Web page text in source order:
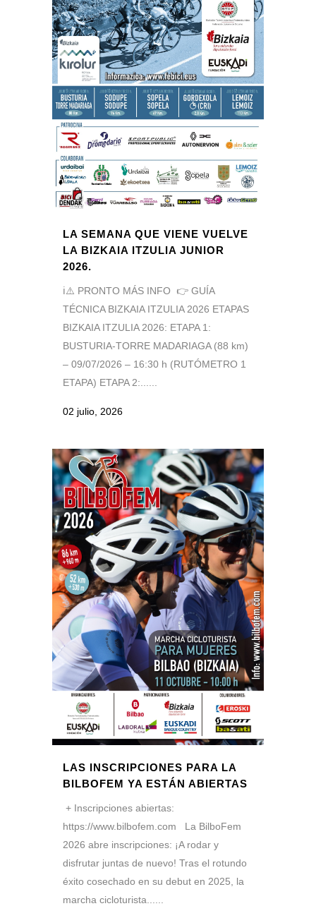
LA SEMANA QUE VIENE VUELVE
LA BIZKAIA ITZULIA JUNIOR
2026.
ℹ️⚠️ PRONTO MÁS INFO 👉 GUÍA
TÉCNICA BIZKAIA ITZULIA 2026 ETAPAS
BIZKAIA ITZULIA 2026: ETAPA 1:
BUSTURIA-TORRE MADARIAGA (88 km)
– 09/07/2026 – 16:30 h (RUTÓMETRO 1
ETAPA) ETAPA 2:......
02 julio, 2026
LAS INSCRIPCIONES PARA LA
BILBOFEM YA ESTÁN ABIERTAS
+ Inscripciones abiertas:
https://www.bilbofem.com La BilboFem
2026 abre inscripciones: ¡A rodar y
disfrutar juntas de nuevo! Tras el rotundo
éxito cosechado en su debut en 2025, la
marcha cicloturista......